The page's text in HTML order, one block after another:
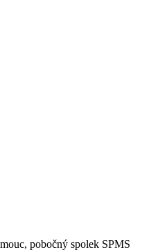
pobočný spolek SPMS